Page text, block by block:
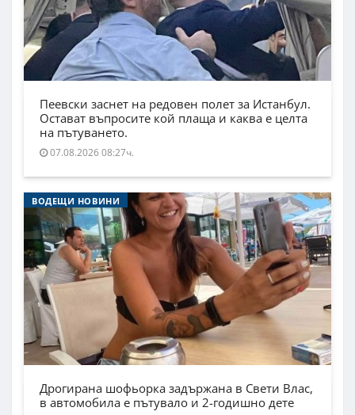
Пеевски заснет на редовен полет за Истанбул.
Остават въпросите кой плаща и каква е целта
на пътуването.
07.08.2026 08:27ч.
ВОДЕЩИ НОВИНИ
Дрогирана шофьорка задържана в Свети Влас,
в автомобила е пътувало и 2-годишно дете